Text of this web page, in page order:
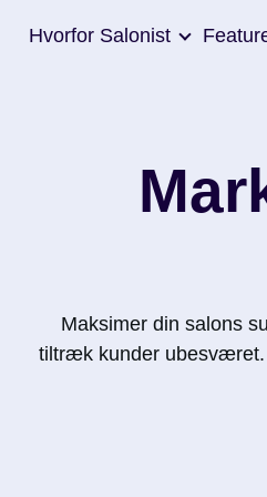
Hvorfor Salonist
Maksimer din salons
tiltræk kunder ubesværet.